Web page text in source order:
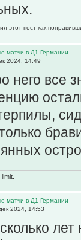
этот пост как
матчи в Д1 Германии
2024, 14:49
него все
матчи в Д1 Германии
2024, 14:53